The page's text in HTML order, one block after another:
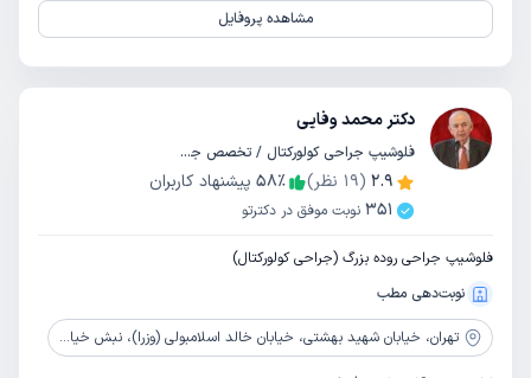
مشاهده پروفایل
دکتر محمد وفایی
فلوشیپ جراحی کولورکتال / تخصص جراحی عمومی
2.9
(
19 نظر) 58٪
پیشنهاد کاربران
351 نوبت موفق در دکترتو
فلوشیپ جراحی روده بزرگ (جراحی کولورکتال)
نوبت‌دهی مطب
تهران، خیابان شهید بهشتی، خیابان خالد اسلامبولی (وزرا)، نبش خیابان 27 (راشل کوری) ضلع میدان عماد مقنیه، ساختمان بهاران، طبقه همکف